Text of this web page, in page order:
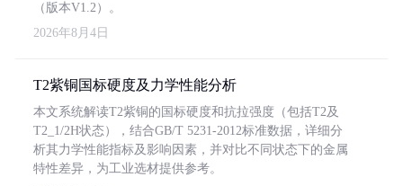
（版本V1.2）。
2026年8月4日
T2紫铜国标硬度及力学性能分析
本文系统解读T2紫铜的国标硬度和抗拉强度（包括T2及
T2_1/2H状态），结合GB/T 5231-2012标准数据，详细分
析其力学性能指标及影响因素，并对比不同状态下的金属
特性差异，为工业选材提供参考。